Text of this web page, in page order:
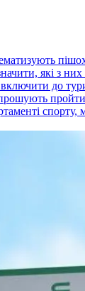
які з них
до
спорту,